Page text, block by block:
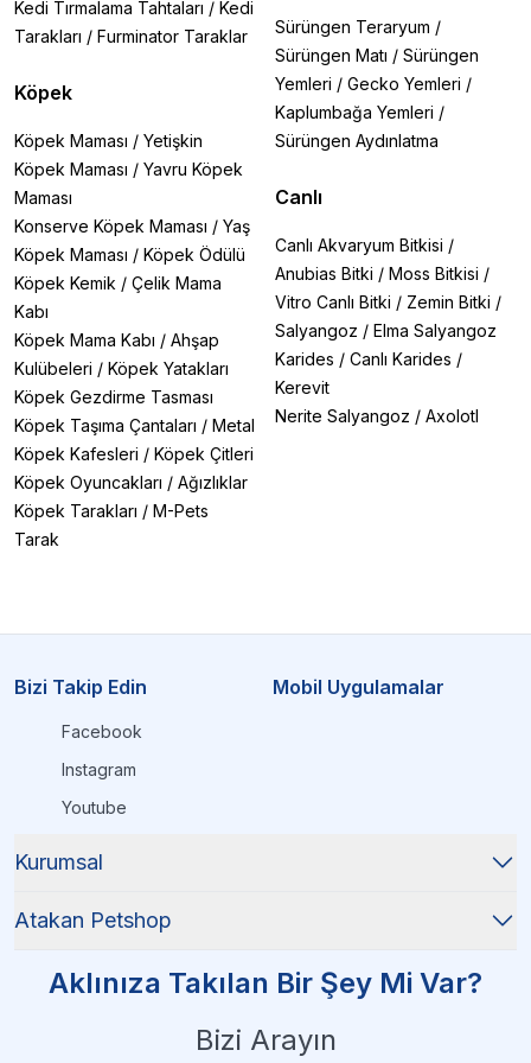
Kedi Tırmalama Tahtaları / Kedi
Tarakları / Furminator Taraklar
Köpek
Köpek Maması / Yetişkin
Köpek Maması / Yavru Köpek
Maması
Konserve Köpek Maması / Yaş
Köpek Maması / Köpek Ödülü
Köpek Kemik / Çelik Mama
Kabı
Köpek Mama Kabı / Ahşap
Kulübeleri / Köpek Yatakları
Köpek Gezdirme Tasması
Köpek Taşıma Çantaları / Metal
Köpek Kafesleri / Köpek Çitleri
Köpek Oyuncakları / Ağızlıklar
Köpek Tarakları / M-Pets
Tarak
Sürüngen Teraryum /
Sürüngen Matı / Sürüngen
Yemleri / Gecko Yemleri /
Kaplumbağa Yemleri /
Sürüngen Aydınlatma
Canlı
Canlı Akvaryum Bitkisi /
Anubias Bitki / Moss Bitkisi /
Vitro Canlı Bitki / Zemin Bitki /
Salyangoz / Elma Salyangoz
Karides / Canlı Karides /
Kerevit
Nerite Salyangoz / Axolotl
Bizi Takip Edin
Facebook
Instagram
Youtube
Mobil Uygulamalar
Kurumsal
Atakan Petshop
Aklınıza Takılan Bir Şey Mi Var?
Bizi Arayın